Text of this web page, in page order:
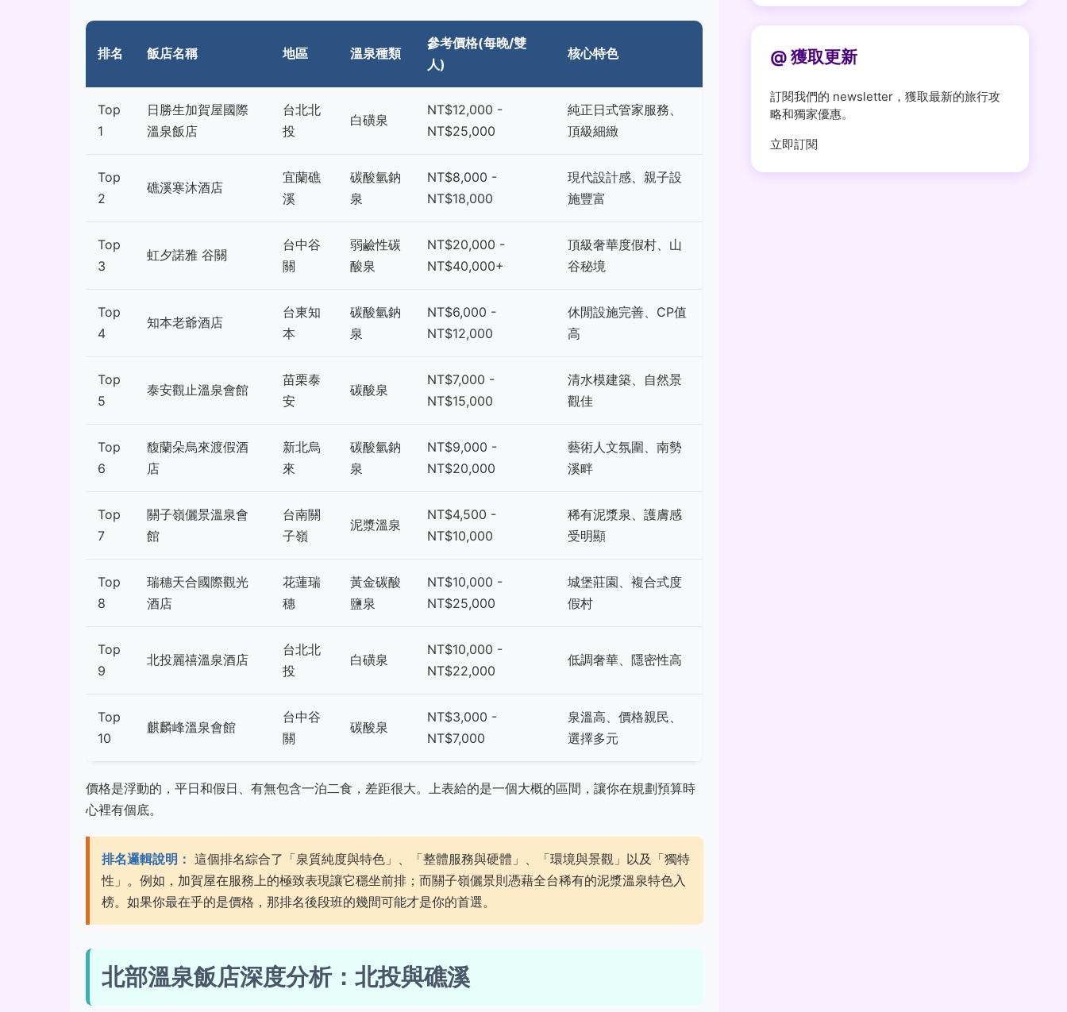
排名 飯店名稱 地區 溫泉種類
參考價格(每晚/雙
人)
核心特色
Top
1
日勝生加賀屋國際
溫泉飯店
台北北
投
白磺泉
NT$12,000 -
NT$25,000
純正日式管家服務、
頂級細緻
Top
2
礁溪寒沐酒店
宜蘭礁
溪
碳酸氫鈉
泉
NT$8,000 -
NT$18,000
現代設計感、親子設
施豐富
Top
3
虹夕諾雅 谷關
台中谷
關
弱鹼性碳
酸泉
NT$20,000 -
NT$40,000+
頂級奢華度假村、山
谷秘境
Top
4
知本老爺酒店
台東知
本
碳酸氫鈉
泉
NT$6,000 -
NT$12,000
休閒設施完善、CP值
高
Top
5
泰安觀止溫泉會館
苗栗泰
安
碳酸泉
NT$7,000 -
NT$15,000
清水模建築、自然景
觀佳
Top
6
馥蘭朵烏來渡假酒
店
新北烏
來
碳酸氫鈉
泉
NT$9,000 -
NT$20,000
藝術人文氛圍、南勢
溪畔
Top
7
關子嶺儷景溫泉會
館
台南關
子嶺
泥漿溫泉
NT$4,500 -
NT$10,000
稀有泥漿泉、護膚感
受明顯
Top
8
瑞穗天合國際觀光
酒店
花蓮瑞
穗
黃金碳酸
鹽泉
NT$10,000 -
NT$25,000
城堡莊園、複合式度
假村
Top
9
北投麗禧溫泉酒店
台北北
投
白磺泉
NT$10,000 -
NT$22,000
低調奢華、隱密性高
Top
10
麒麟峰溫泉會館
台中谷
關
碳酸泉
NT$3,000 -
NT$7,000
泉溫高、價格親民、
選擇多元
價格是浮動的，平日和假日、有無包含一泊二食，差距很大。上表給的是一個大概的區間，讓你在規劃預算時
心裡有個底。
排名邏輯說明： 這個排名綜合了「泉質純度與特色」、「整體服務與硬體」、「環境與景觀」以及「獨特
性」。例如，加賀屋在服務上的極致表現讓它穩坐前排；而關子嶺儷景則憑藉全台稀有的泥漿溫泉特色入
榜。如果你最在乎的是價格，那排名後段班的幾間可能才是你的首選。
北部溫泉飯店深度分析：北投與礁溪
@ 獲取更新
訂閱我們的 newsletter，獲取最新的旅行攻
略和獨家優惠。
立即訂閱